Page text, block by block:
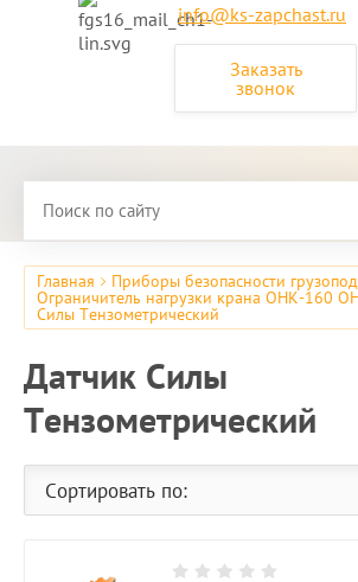
info@ks-zapchast.ru
Заказать
звонок
Главная Приборы безопасности
Ограничитель нагрузки крана ОНК-160
Силы Тензометрический
Датчик Силы
Тензометрический
Сортировать по: